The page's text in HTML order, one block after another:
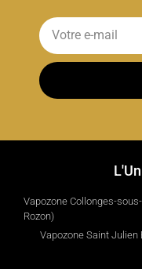
Vapozone Collonges-
Rozon)
Vapozone Saint Julien